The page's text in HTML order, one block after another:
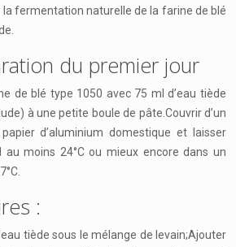
la fermentation naturelle de la farine de blé
du premier jour
de blé type 1050 avec 75 ml d’eau tiède
à une petite boule de pâte.Couvrir d’un
d’aluminium domestique et laisser
moins 24°C ou mieux encore dans un
:
tiède sous le mélange de levain;Ajouter